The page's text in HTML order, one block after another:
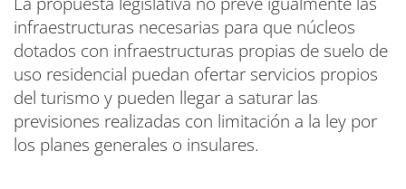
infraestructuras necesarias para que núcleos
dotados con infraestructuras propias de suelo de
uso residencial puedan ofertar servicios propios
del turismo y pueden llegar a saturar las
previsiones realizadas con limitación a la ley por
los planes generales o insulares.